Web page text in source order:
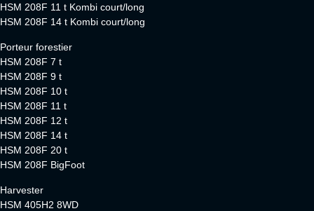
HSM 208F 11 t Kombi court/long
HSM 208F 14 t Kombi court/long
Porteur forestier
HSM 208F 7 t
HSM 208F 9 t
HSM 208F 10 t
HSM 208F 11 t
HSM 208F 12 t
HSM 208F 14 t
HSM 208F 20 t
HSM 208F BigFoot
Harvester
HSM 405H2 8WD